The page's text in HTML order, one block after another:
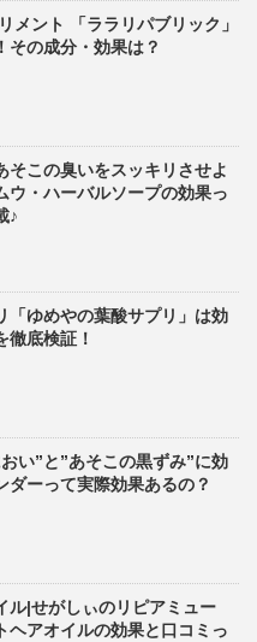
メント 「ララリパブリック」
その成分・効果は？
そこの臭いをスッキリさせよ
ウ・ハーバルソープの効果っ
♪
「ゆめやの葉酸サプリ」は効
徹底検証！
い”と”あそこの黒ずみ”に効
ダーって実際効果あるの？
ル|せがしぃのリピアミュー
アオイルの効果と口コミっ